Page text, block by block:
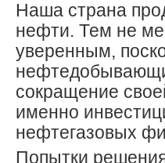
Наша страна
нефти. Тем не
уверенным,
сокращение
именно
нефтегазовых
Попытки